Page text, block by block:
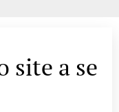
site a se